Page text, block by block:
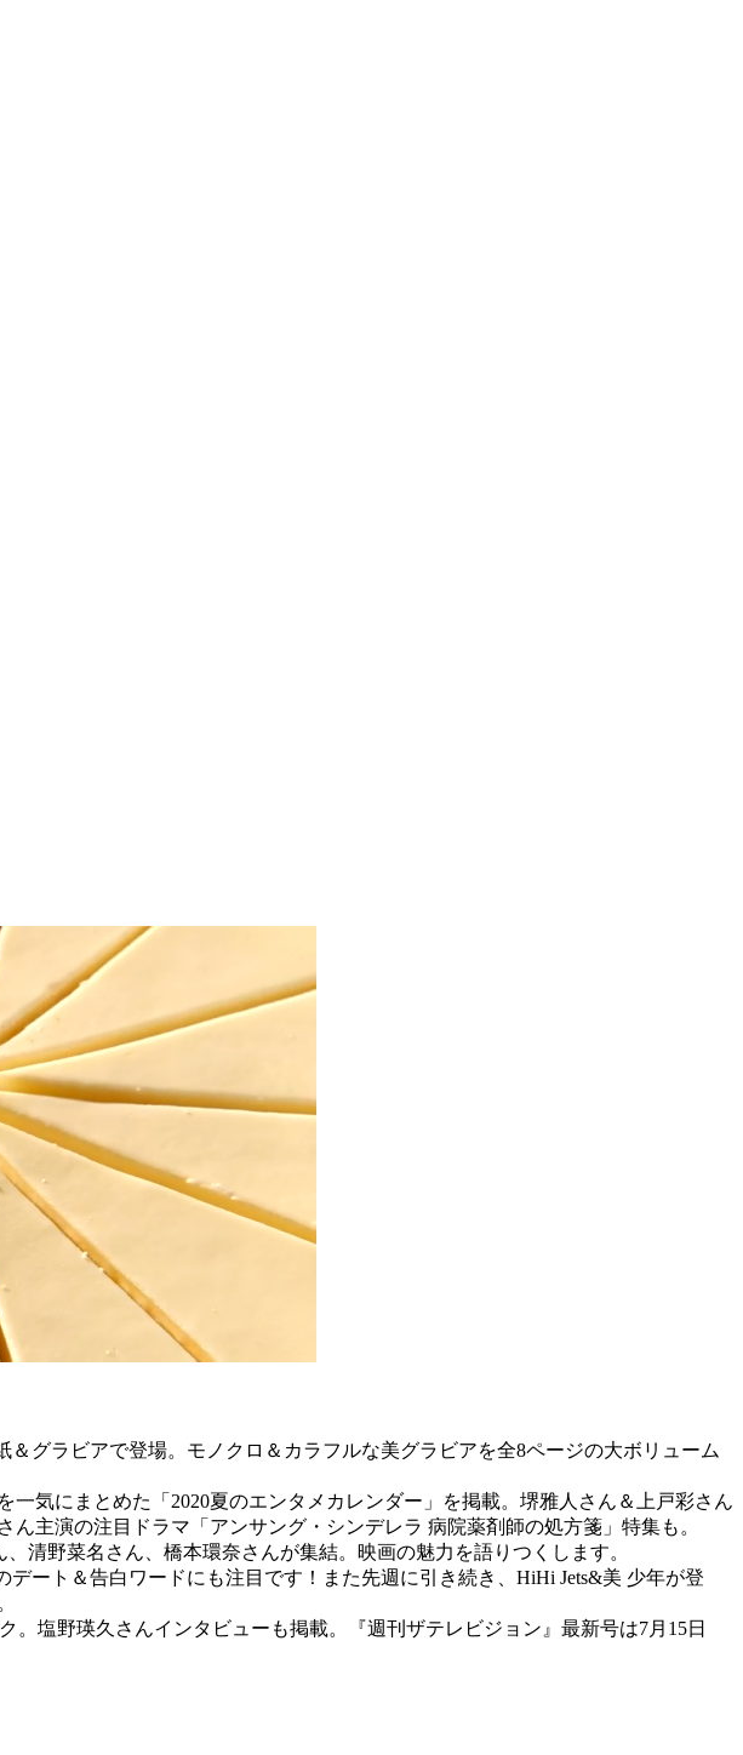
グラビアで登場。モノクロ＆カラフルな美グラビアを全8ページの大ボリューム
気にまとめた「2020夏のエンタメカレンダー」を掲載。堺雅人さん＆上戸彩さん
主演の注目ドラマ「アンサング・シンデレラ 病院薬剤師の処方箋」特集も。
清野菜名さん、橋本環奈さんが集結。映画の魅力を語りつくします。
ート＆告白ワードにも注目です！また先週に引き続き、HiHi Jets&美 少年が登
塩野瑛久さんインタビューも掲載。『週刊ザテレビジョン』最新号は7月15日